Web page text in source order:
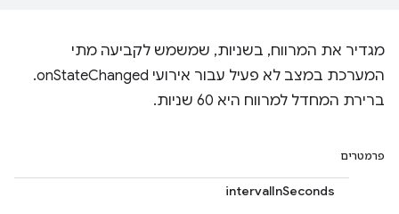
מגדיר את המרווח, בשניות, שמשמש לקביעה מתי
המערכת במצב לא פעיל עבור אירועי onStateChanged.
ברירת המחדל למרווח היא 60 שניות.
פרמטרים
intervalInSeconds